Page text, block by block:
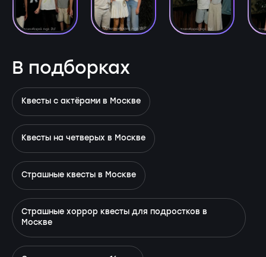
В подборках
Квесты с актёрами в Москве
Квесты на четверых в Москве
Страшные квесты в Москве
Страшные хоррор квесты для подростков в
Москве